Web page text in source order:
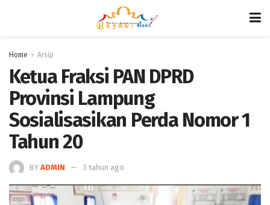
Home Arsip
Ketua Fraksi PAN DPRD
Provinsi Lampung
Sosialisasikan Perda Nomor 1
Tahun 20
BY ADMIN 3 tahun ago